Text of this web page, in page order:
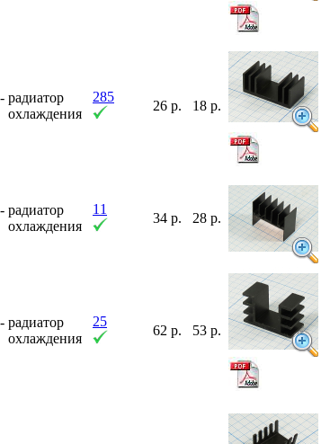
радиатор
охлаждения
285
26 р. 18 р.
радиатор
охлаждения
11
34 р. 28 р.
радиатор
охлаждения
25
62 р. 53 р.